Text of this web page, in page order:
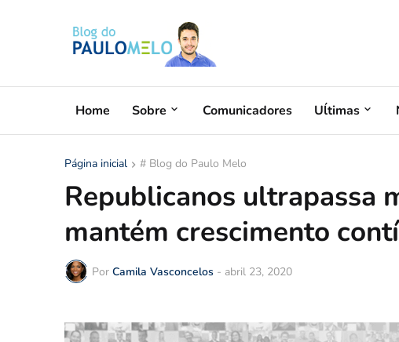
Home Sobre Comunicadores Uĺtimas
Página inicial # Blog do Paulo Melo
Republicanos ultrapassa
mantém crescimento
Por Camila Vasconcelos - abril 23, 2020